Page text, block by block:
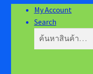
My Account
Search
ค้นหา:
ค้นหา